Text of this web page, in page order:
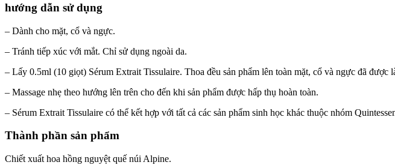
hướng dẫn sử dụng
– Dành cho mặt, cổ và ngực.
– Tránh tiếp xúc với mắt. Chỉ sử dụng ngoài da.
– Lấy 0.5ml (10 giọt) Sérum Extrait Tissulaire. Thoa đều sản phẩm lên toàn mặt, cổ và ngực đã được
– Massage nhẹ theo hướng lên trên cho đến khi sản phẩm được hấp thụ hoàn toàn.
– Sérum Extrait Tissulaire có thể kết hợp với tất cả các sản phẩm sinh học khác thuộc nhóm
Thành phần sản phẩm
Chiết xuất hoa hồng nguyệt quế núi Alpine.